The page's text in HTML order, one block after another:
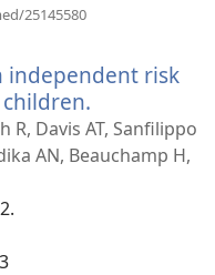
25145580
fenêtre)
independent risk
une
nouvelle
R, Davis AT, Sanfilippo
AN, Beauchamp H,